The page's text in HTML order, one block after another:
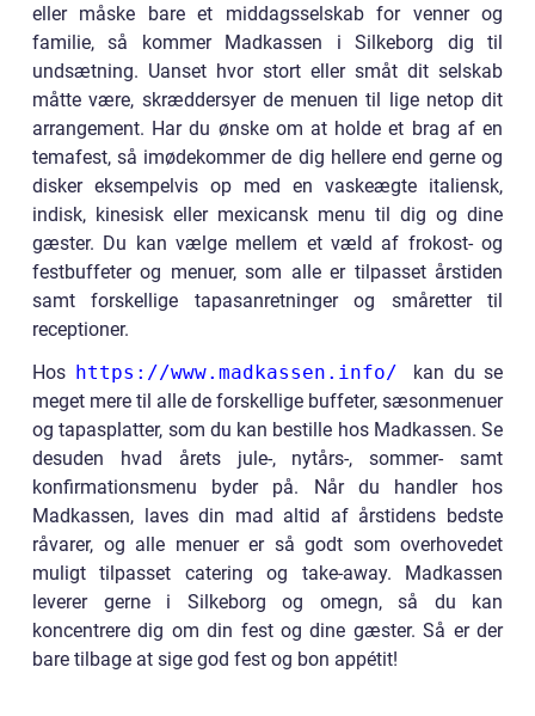
eller måske bare et middagsselskab for venner og
familie, så kommer Madkassen i Silkeborg dig til
undsætning. Uanset hvor stort eller småt dit selskab
måtte være, skræddersyer de menuen til lige netop dit
arrangement. Har du ønske om at holde et brag af en
temafest, så imødekommer de dig hellere end gerne og
disker eksempelvis op med en vaskeægte italiensk,
indisk, kinesisk eller mexicansk menu til dig og dine
gæster. Du kan vælge mellem et væld af frokost- og
festbuffeter og menuer, som alle er tilpasset årstiden
samt forskellige tapasanretninger og småretter til
receptioner.
Hos https://www.madkassen.info/
kan du se
meget mere til alle de forskellige buffeter, sæsonmenuer
og tapasplatter, som du kan bestille hos Madkassen. Se
desuden hvad årets jule-, nytårs-, sommer- samt
konfirmationsmenu byder på. Når du handler hos
Madkassen, laves din mad altid af årstidens bedste
råvarer, og alle menuer er så godt som overhovedet
muligt tilpasset catering og take-away. Madkassen
leverer gerne i Silkeborg og omegn, så du kan
koncentrere dig om din fest og dine gæster. Så er der
bare tilbage at sige god fest og bon appétit!